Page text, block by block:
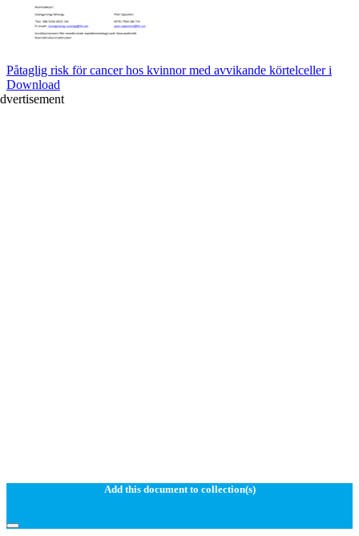
Påtaglig risk för cancer hos kvinnor med avvikande körtelceller i
Download
Add this document to collection(s)